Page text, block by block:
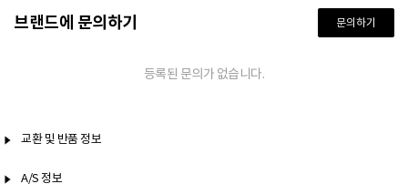
브랜드에 문의하기 문의하기
등록된 문의가 없습니다.
교환 및 반품 정보
A/S 정보